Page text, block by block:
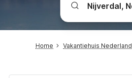
Home Vakantiehuis Nederland